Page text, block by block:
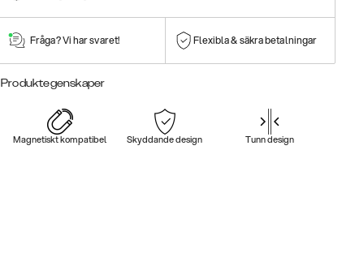
Fråga? Vi har svaret! Flexibla & säkra betalningar
Produktegenskaper
Magnetiskt kompatibel Skyddande design Tunn design